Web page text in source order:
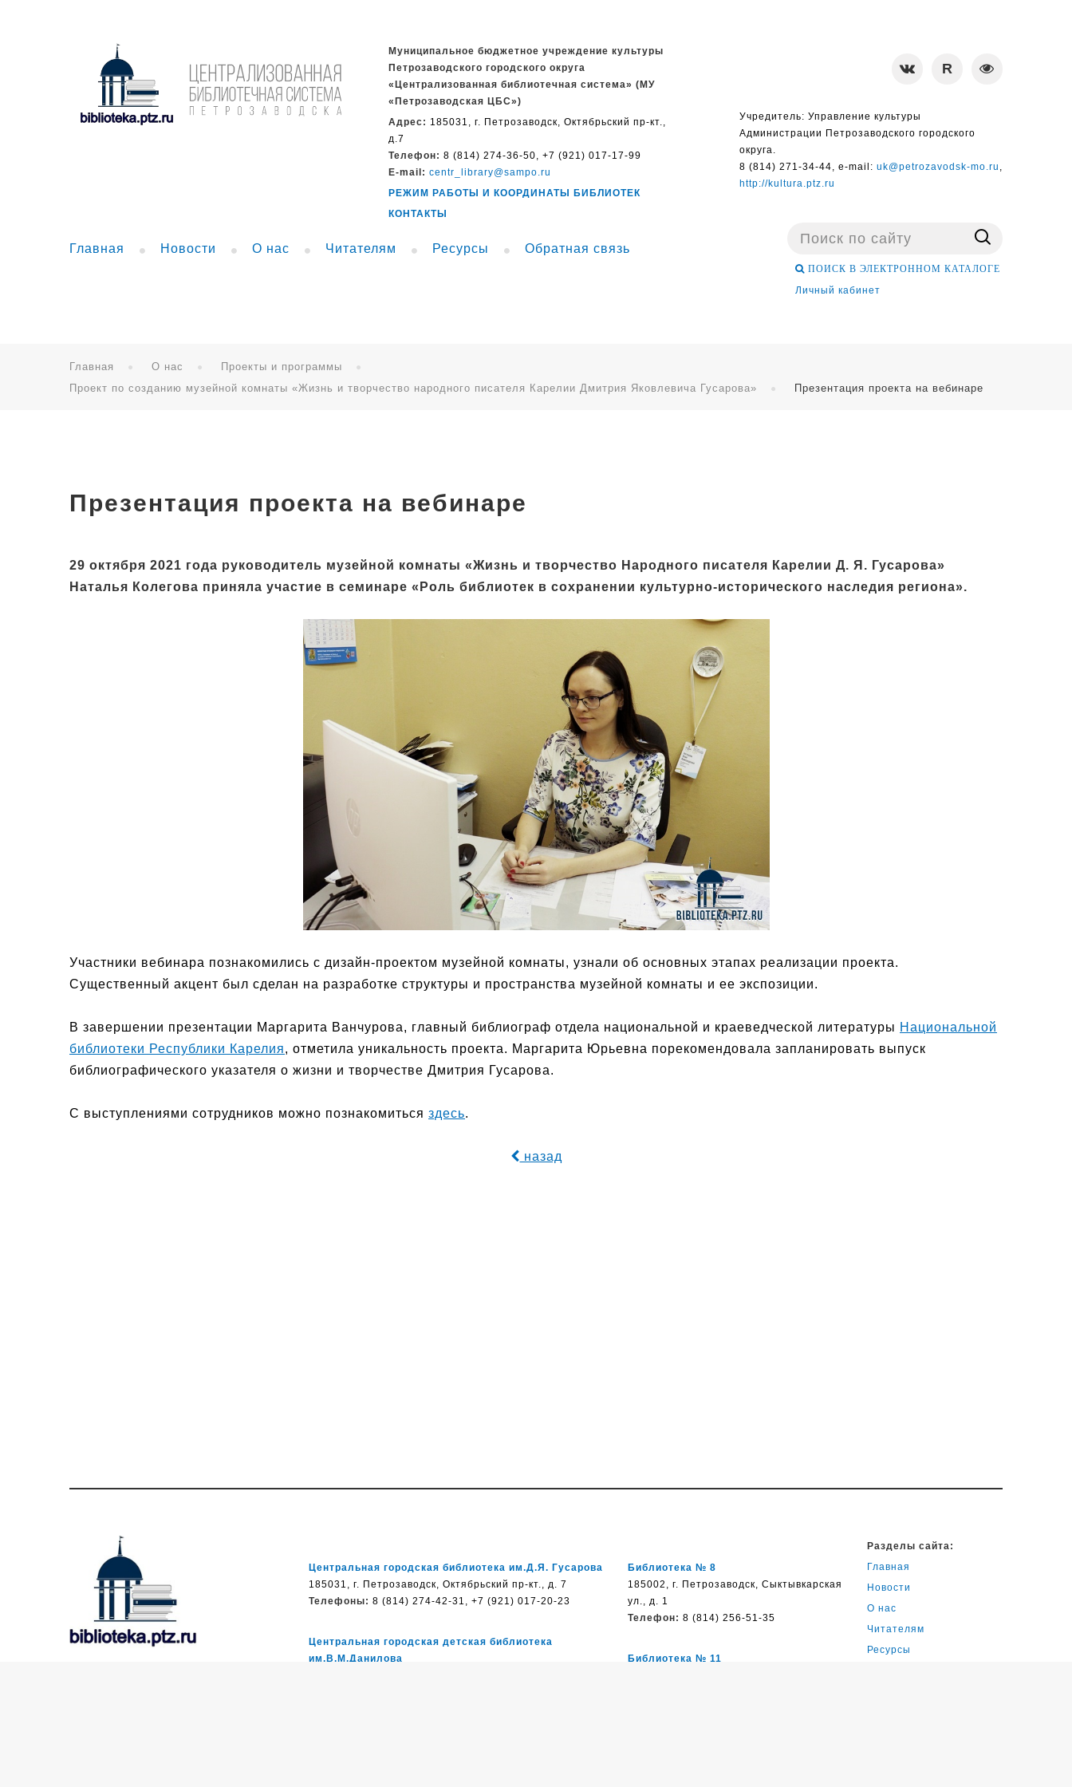
Муниципальное бюджетное учреждение культуры
Петрозаводского городского округа
«Централизованная библиотечная система» (МУ
«Петрозаводская ЦБС»)
Адрес: 185031, г. Петрозаводск, Октябрьский пр-кт.,
д.7
Телефон: 8 (814) 274-36-50, +7 (921) 017-17-99
E-mail: centr_library@sampo.ru
РЕЖИМ РАБОТЫ И КООРДИНАТЫ БИБЛИОТЕК
КОНТАКТЫ
Учредитель: Управление культуры
Администрации Петрозаводского городского
округа.
8 (814) 271-34-44, e-mail:uk@petrozavodsk-mo.ru ,
http://kultura.ptz.ru
Главная Новости О нас Читателям Ресурсы Обратная связь
Поиск
ПОИСК В ЭЛЕКТРОННОМ КАТАЛОГЕ
Личный кабинет
Главная О нас
Проекты и программы
Проект по созданию музейной комнаты «Жизнь и творчество народного писателя Карелии Дмитрия Яковлевича Гусарова»
Презентация проекта на вебинаре
Презентация проекта на вебинаре
29 октября 2021 года руководитель музейной комнаты «Жизнь и творчество Народного писателя Карелии Д. Я. Гусарова»
Наталья Колегова приняла участие в семинаре «Роль библиотек в сохранении культурно-исторического наследия региона».
Участники вебинара познакомились с дизайн-проектом музейной комнаты, узнали об основных этапах реализации проекта.
Существенный акцент был сделан на разработке структуры и пространства музейной комнаты и ее экспозиции.
В завершении презентации Маргарита Ванчурова, главный библиограф отдела национальной и краеведческой литературы Национальной
библиотеки Республики Карелия, отметила уникальность проекта. Маргарита Юрьевна порекомендовала запланировать выпуск
библиографического указателя о жизни и творчестве Дмитрия Гусарова.
С выступлениями сотрудников можно познакомиться здесь.
назад
Центральная городская библиотека им.Д.Я. Гусарова
185031, г. Петрозаводск, Октябрьский пр-кт., д. 7
Телефоны: 8 (814) 274-42-31, +7 (921) 017-20-23
Центральная городская детская библиотека
им.В.М.Данилова
Библиотека № 8
185002, г. Петрозаводск, Сыктывкарская
ул., д. 1
Телефон: 8 (814) 256-51-35
Библиотека № 11
Разделы сайта:
Главная
Новости
О нас
Читателям
Ресурсы